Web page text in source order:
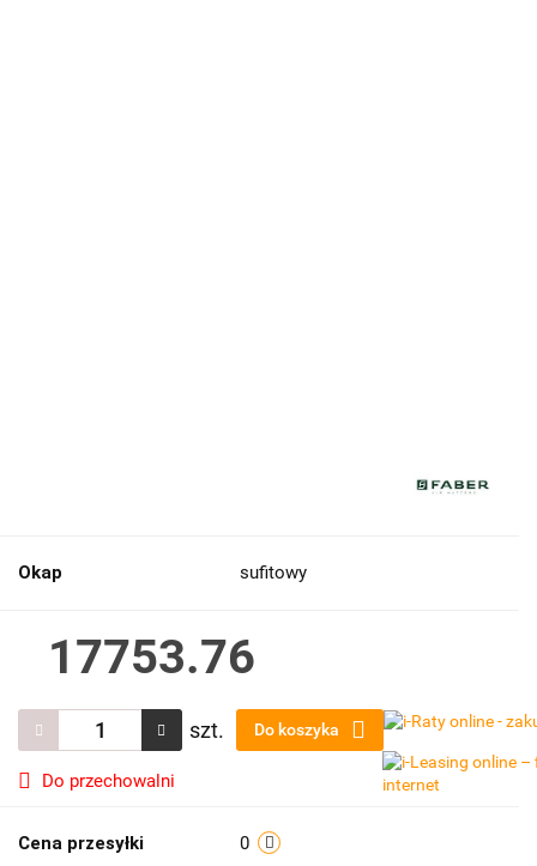
Okap sufitowy
17753.76
szt. Do koszyka
Do przechowalni
Cena przesyłki 0